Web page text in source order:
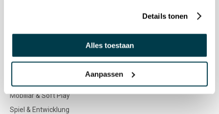
Details tonen
Alles toestaan
Aanpassen
Mobiliar & Soft Play
Spiel & Entwicklung